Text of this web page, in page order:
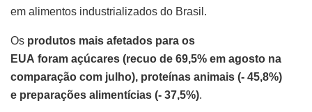
em alimentos industrializados do Brasil.
Os produtos mais afetados para os
EUA foram açúcares (recuo de 69,5% em agosto na
comparação com julho), proteínas animais (- 45,8%)
e preparações alimentícias (- 37,5%).